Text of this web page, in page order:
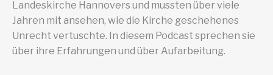
Landeskirche Hannovers und mussten über viele
Jahren mit ansehen, wie die Kirche geschehenes
Unrecht vertuschte. In diesem Podcast sprechen sie
über ihre Erfahrungen und über Aufarbeitung.